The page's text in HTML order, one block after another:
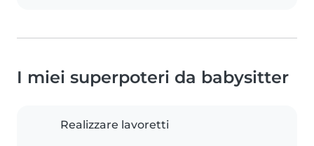
I miei superpoteri da babysitter
Realizzare lavoretti